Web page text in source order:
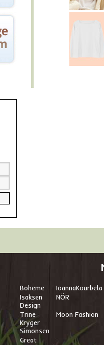
Boheme IoannaKourbela
Isaksen
Design
NÖR
Trine
Kryger
Simonsen
Moon Fashion
Great